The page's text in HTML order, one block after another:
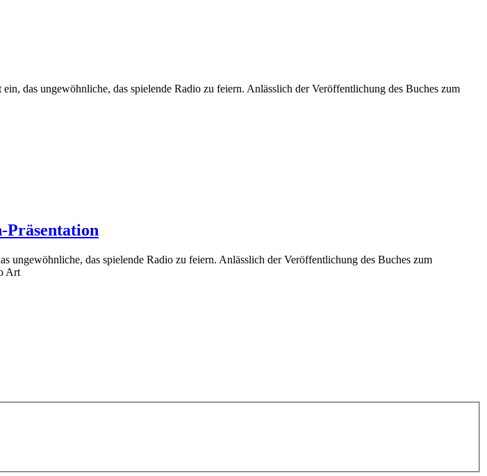
das ungewöhnliche, das spielende Radio zu feiern. Anlässlich der Veröffentlichung des Buches zum
Präsentation
das spielende Radio zu feiern. Anlässlich der Veröffentlichung des Buches zum
Art